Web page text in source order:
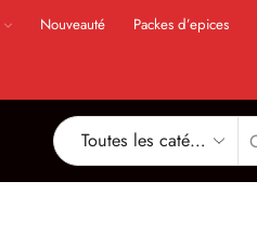
Nouveauté Packes d’epices